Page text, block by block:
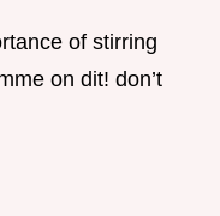
of stirring
on dit! don’t